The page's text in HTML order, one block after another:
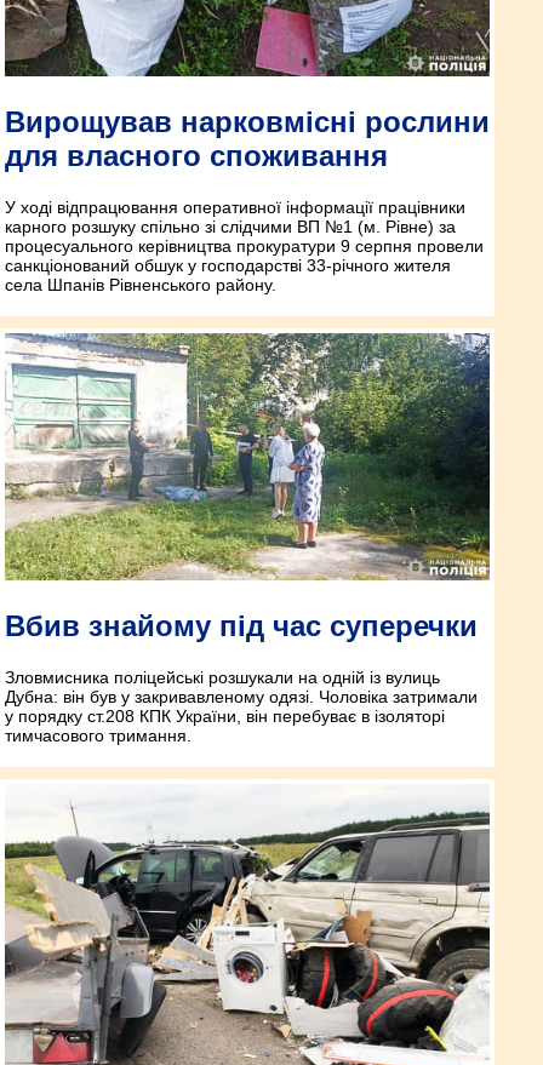
Вирощував нарковмісні рослини
для власного споживання
У ході відпрацювання оперативної інформації працівники
карного розшуку спільно зі слідчими ВП №1 (м. Рівне) за
процесуального керівництва прокуратури 9 серпня провели
санкціонований обшук у господарстві 33-річного жителя
села Шпанів Рівненського району.
Вбив знайому під час суперечки
Зловмисника поліцейські розшукали на одній із вулиць
Дубна: він був у закривавленому одязі. Чоловіка затримали
у порядку ст.208 КПК України, він перебуває в ізоляторі
тимчасового тримання.